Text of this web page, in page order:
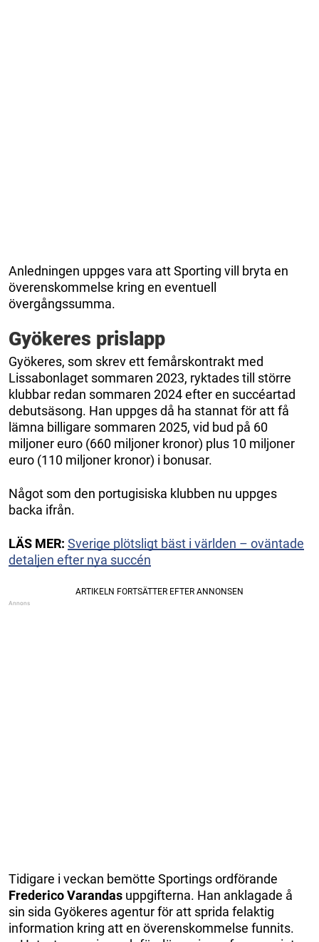
Anledningen uppges vara att Sporting vill bryta en
överenskommelse kring en eventuell
övergångssumma.
Gyökeres prislapp
Gyökeres, som skrev ett femårskontrakt med
Lissabonlaget sommaren 2023, ryktades till större
klubbar redan sommaren 2024 efter en succéartad
debutsäsong. Han uppges då ha stannat för att få
lämna billigare sommaren 2025, vid bud på 60
miljoner euro (660 miljoner kronor) plus 10 miljoner
euro (110 miljoner kronor) i bonusar.
Något som den portugisiska klubben nu uppges
backa ifrån.
LÄS MER: Sverige plötsligt bäst i världen – oväntade
detaljen efter nya succén
Tidigare i veckan bemötte Sportings ordförande
Frederico Varandas uppgifterna. Han anklagade å
sin sida Gyökeres agentur för att sprida felaktig
information kring att en överenskommelse funnits.